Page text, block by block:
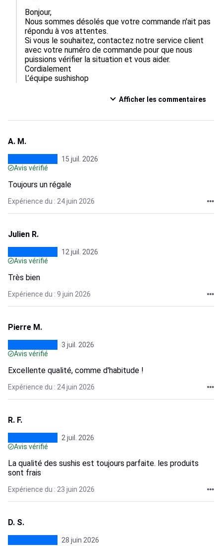
Bonjour,
Nous sommes désolés que votre commande n'ait pas
répondu à vos attentes.
Si vous le souhaitez, contactez notre service client
avec votre numéro de commande pour que nous
puissions vérifier la situation et vous aider.
Cordialement
L’équipe sushishop
Afficher les commentaires
A. M.
15 juil. 2026
Avis vérifié
Toujours un régale
Expérience du : 24 juin 2026
Julien R.
12 juil. 2026
Avis vérifié
Très bien
Expérience du : 9 juin 2026
Pierre M.
3 juil. 2026
Avis vérifié
Excellente qualité, comme d'habitude !
Expérience du : 24 juin 2026
R. F.
2 juil. 2026
Avis vérifié
La qualité des sushis est toujours parfaite. les produits
sont frais
Expérience du : 23 juin 2026
D. S.
28 juin 2026